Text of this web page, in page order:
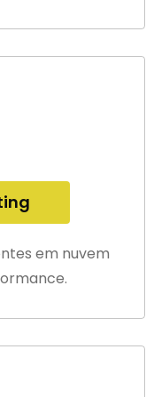
em nuvem